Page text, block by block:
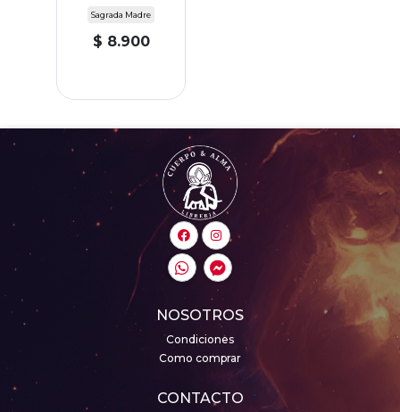
Sagrada Madre
$ 8.900
NOSOTROS
Condiciones
Como comprar
CONTACTO